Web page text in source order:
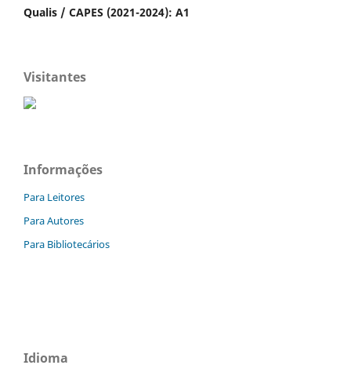
Qualis / CAPES (2021-2024): A1
Visitantes
Informações
Para Leitores
Para Autores
Para Bibliotecários
Idioma